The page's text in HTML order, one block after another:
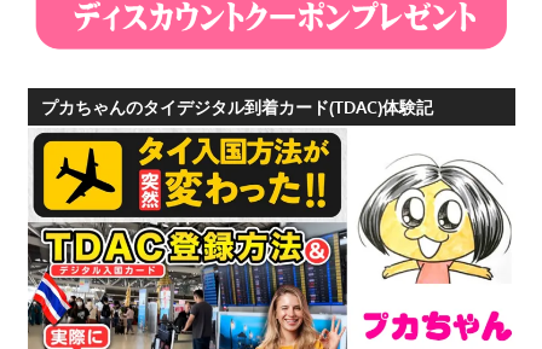
プカちゃんのタイデジタル到着カード(TDAC)体験記